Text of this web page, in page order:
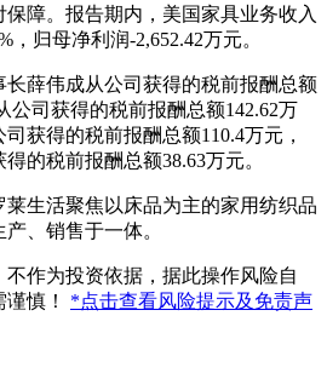
障。报告期内，美国家具业务收入
，归母净利润-2,652.42万元。
长薛伟成从公司获得的税前报酬总额
公司获得的税前报酬总额142.62万
获得的税前报酬总额110.4万元，
的税前报酬总额38.63万元。
生活聚焦以床品为主的家用纺织品
、销售于一体。
不作为投资依据，据此操作风险自
慎！ *点击查看风险提示及免责声